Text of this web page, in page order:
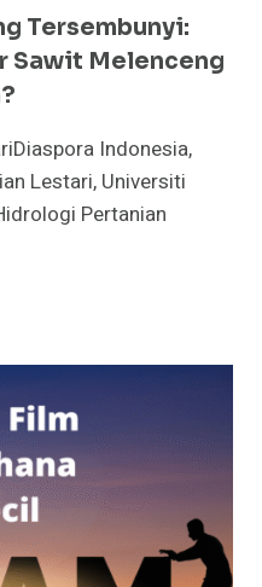
Tersembunyi:
Sawit Melenceng
Indonesia,
Lestari, Universiti
Pertanian